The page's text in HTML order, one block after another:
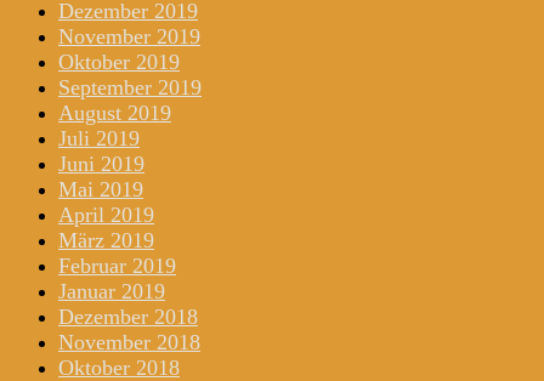
Dezember 2019
November 2019
Oktober 2019
September 2019
August 2019
Juli 2019
Juni 2019
Mai 2019
April 2019
März 2019
Februar 2019
Januar 2019
Dezember 2018
November 2018
Oktober 2018